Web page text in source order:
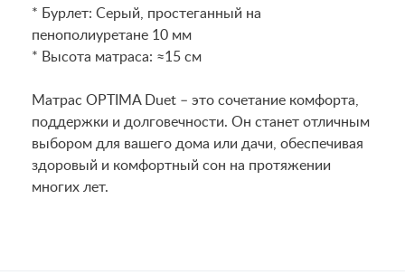
* Бурлет: Серый, простеганный на
пенополиуретане 10 мм
* Высота матраса: ≈15 см
Матрас OPTIMA Duet – это сочетание комфорта,
поддержки и долговечности. Он станет отличным
выбором для вашего дома или дачи, обеспечивая
здоровый и комфортный сон на протяжении
многих лет.